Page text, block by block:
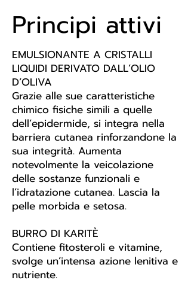
Principi attivi
EMULSIONANTE A CRISTALLI
LIQUIDI DERIVATO DALLʼOLIO
DʼOLIVA
Grazie alle sue caratteristiche
chimico fisiche simili a quelle
dell’epidermide, si integra nella
barriera cutanea rinforzandone la
sua integrità. Aumenta
notevolmente la veicolazione
delle sostanze funzionali e
l’idratazione cutanea. Lascia la
pelle morbida e setosa.
BURRO DI KARITÈ
Contiene fitosteroli e vitamine,
svolge un’intensa azione lenitiva e
nutriente.